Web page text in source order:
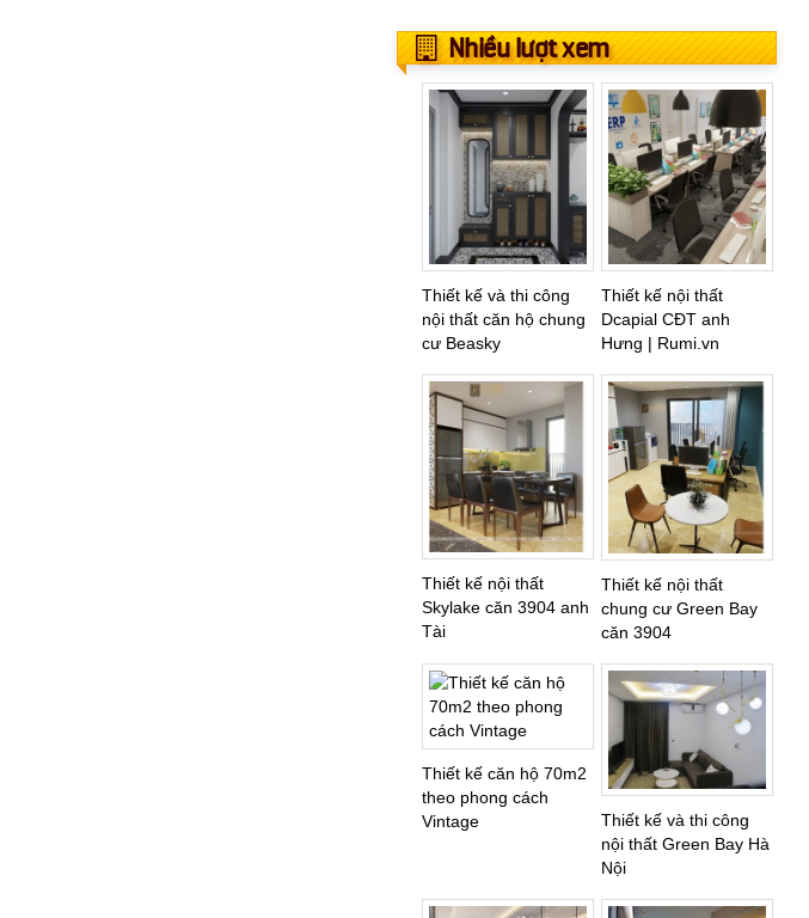
Nhiều lượt xem
Thiết kế và thi công
nội thất căn hộ chung
cư Beasky
Thiết kế nội thất
Dcapial CĐT anh
Hưng | Rumi.vn
Thiết kế nội thất
Skylake căn 3904 anh
Tài
Thiết kế nội thất
chung cư Green Bay
căn 3904
Thiết kế căn hộ 70m2
theo phong cách
Vintage
Thiết kế và thi công
nội thất Green Bay Hà
Nội